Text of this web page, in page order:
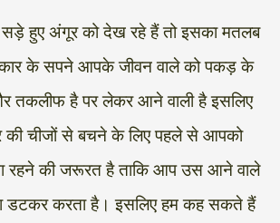
हुए अंगूर को देख रहे हैं तो इसका मतलब
के सपने आपके जीवन वाले को पकड़ के
तकलीफ है पर लेकर आने वाली है इसलिए
की चीजों से बचने के लिए पहले से आपको
रहने की जरूरत है ताकि आप उस आने वाले
डटकर करता है। इसलिए हम कह सकते हैं